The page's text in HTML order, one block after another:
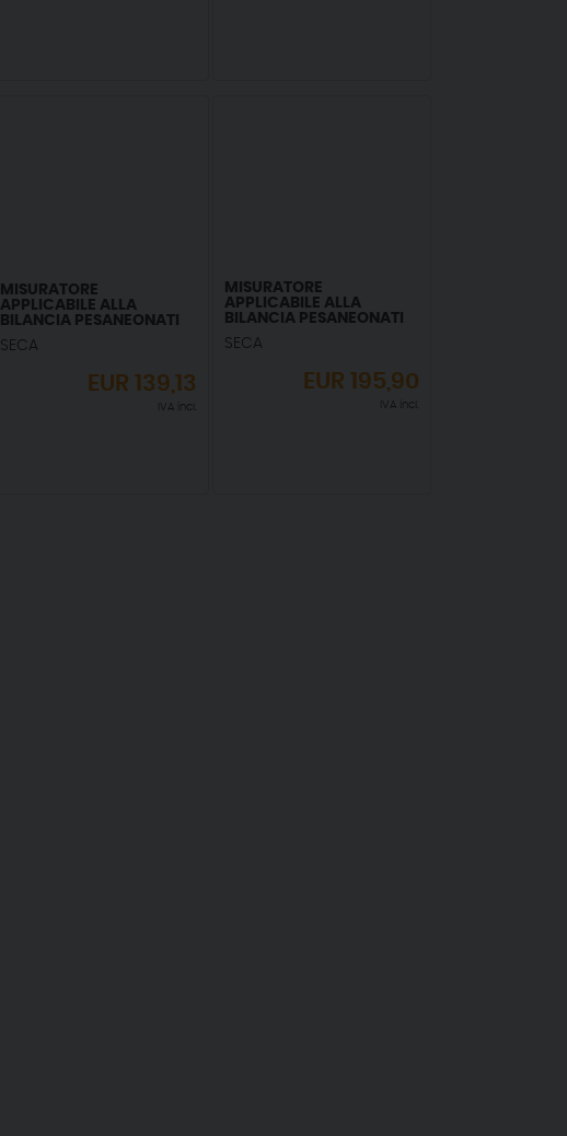
MISURATORE
APPLICABILE ALLA
BILANCIA PESANEONATI
SECA
EUR139,13
IVA incl.
MISURATORE
APPLICABILE ALLA
BILANCIA PESANEONATI
SECA 336
SECA
EUR 195,90
IVA incl.